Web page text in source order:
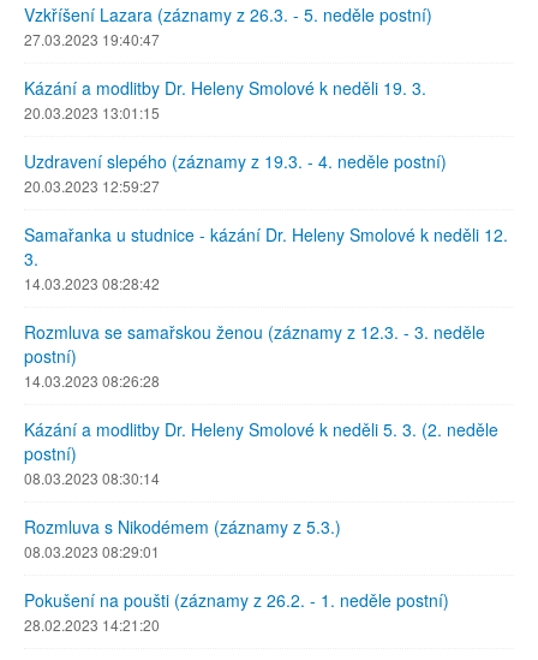
Vzkříšení Lazara (záznamy z 26.3. - 5. neděle postní)
27.03.2023 19:40:47
Kázání a modlitby Dr. Heleny Smolové k neděli 19. 3.
20.03.2023 13:01:15
Uzdravení slepého (záznamy z 19.3. - 4. neděle postní)
20.03.2023 12:59:27
Samařanka u studnice - kázání Dr. Heleny Smolové k neděli 12.
3.
14.03.2023 08:28:42
Rozmluva se samařskou ženou (záznamy z 12.3. - 3. neděle
postní)
14.03.2023 08:26:28
Kázání a modlitby Dr. Heleny Smolové k neděli 5. 3. (2. neděle
postní)
08.03.2023 08:30:14
Rozmluva s Nikodémem (záznamy z 5.3.)
08.03.2023 08:29:01
Pokušení na poušti (záznamy z 26.2. - 1. neděle postní)
28.02.2023 14:21:20